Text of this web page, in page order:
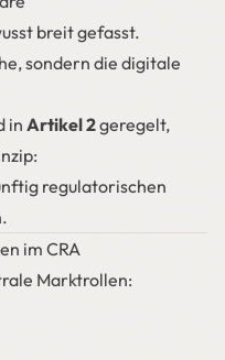
breit gefasst.
sondern die digitale
in Artikel 2geregelt,
regulatorischen
im CRA
Marktrollen: